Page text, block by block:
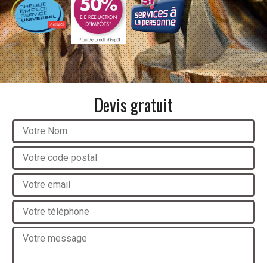
Devis gratuit